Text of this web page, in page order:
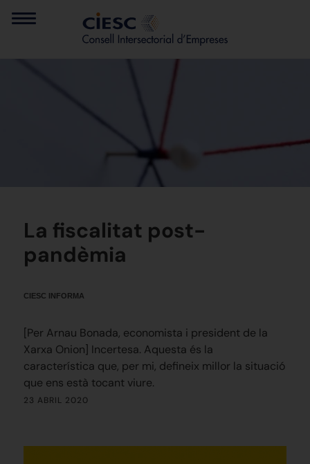
La fiscalitat post-
pandèmia
CIESC INFORMA
[Per Arnau Bonada, economista i president de la
Xarxa Onion] Incertesa. Aquesta és la
característica que, per mi, defineix millor la situació
que ens està tocant viure.
23 ABRIL 2020